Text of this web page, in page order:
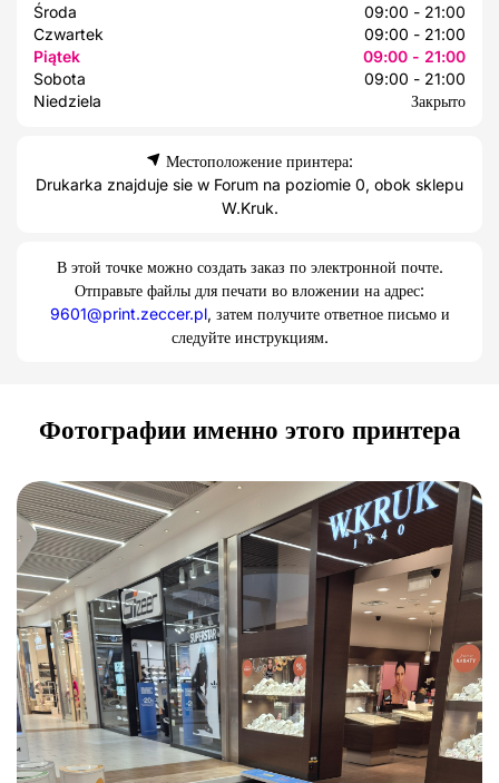
Środa
09:00 - 21:00
Czwartek
09:00 - 21:00
Piątek
09:00 - 21:00
Sobota
09:00 - 21:00
Niedziela
Закрыто
Местоположение принтера:
Drukarka znajduje sie w Forum na poziomie 0, obok sklepu
W.Kruk.
В этой точке можно создать заказ по электронной почте.
Отправьте файлы для печати во вложении на адрес:
9601@print.zeccer.pl, затем получите ответное письмо и
следуйте инструкциям.
Фотографии именно этого принтера